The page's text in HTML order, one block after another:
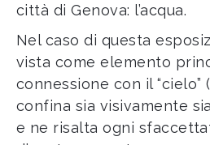
città di Genova: l’acqua.
Nel caso di questa
vista come elemento
connessione con il “cielo”
confina sia visivamente
e ne risalta ogni